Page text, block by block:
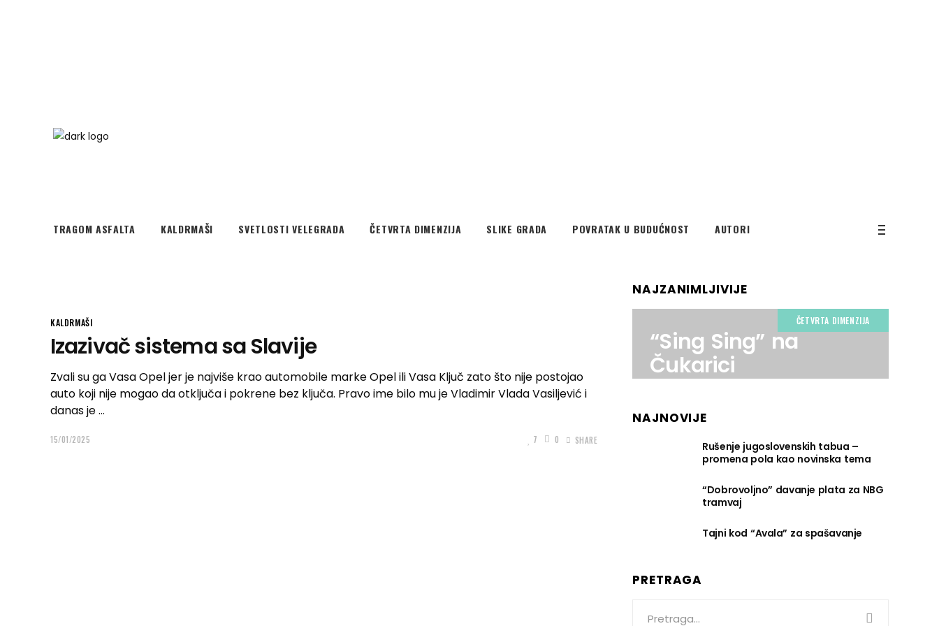
TRAGOM ASFALTA KALDRMAŠI SVETLOSTI VELEGRADA ČETVRTA DIMENZIJA SLIKE GRADA POVRATAK U BUDUĆNOST AUTORI
KALDRMAŠI
Izazivač sistema sa Slavije
Zvali su ga Vasa Opel jer je najviše krao automobile marke Opel ili Vasa Ključ zato što nije postojao
auto koji nije mogao da otključa i pokrene bez ključa. Pravo ime bilo mu je Vladimir Vlada Vasiljević i
danas je
15/01/2025 7 0 SHARE
NAJZANIMLJIVIJE
ČETVRTA DIMENZIJA
“Sing Sing” na
Čukarici
NAJNOVIJE
Rušenje jugoslovenskih tabua –
promena pola kao novinska tema
“Dobrovoljno” davanje plata za NBG
tramvaj
Tajni kod “Avala” za spašavanje
PRETRAGA